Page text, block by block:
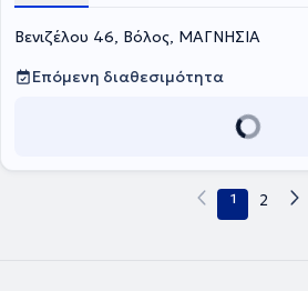
προσέγγισης. Παράλληλα, παρακολούθησε
στη Διαχείριση διαζυγίου, τη στήριξη
Διαταραχές Πρόσληψης Τροφής. Σήμερα,
παρέχει θεραπεία ατομικά, ομαδικά και
πολύ συχνά ομάδες ψυχοεκπαίδευσης.
Βενιζέλου 46, Βόλος, ΜΑΓΝΗΣΙΑ
Επόμενη διαθεσιμότητα
1 2